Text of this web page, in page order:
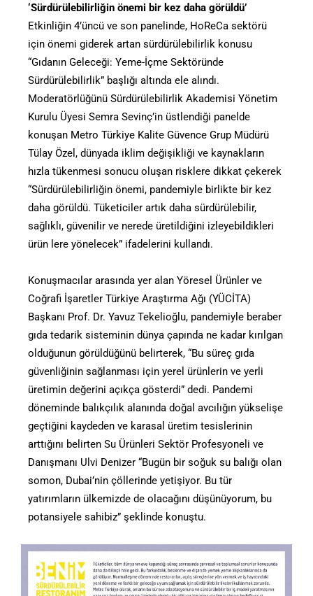
‘Sürdürülebilirliğin önemi bir kez daha görüldü’
Etkinliğin 4’üncü ve son panelinde, HoReCa sektörü
için önemi giderek artan sürdürülebilirlik konusu
“Gıdanın Geleceği: Yeme-İçme Sektöründe
Sürdürülebilirlik” başlığı altında ele alındı.
Moderatörlüğünü Sürdürülebilirlik Akademisi Yönetim
Kurulu Üyesi Semra Sevinç’in üstlendiği panelde
konuşan Metro Türkiye Kalite Güvence Grup Müdürü
Tülay Özel, dünyada iklim değişikliği ve kaynakların
hızla tükenmesi sonucu oluşan risklere dikkat çekerek
“Sürdürülebilirliğin önemi, pandemiyle birlikte bir kez
daha görüldü. Tüketiciler artık daha sürdürülebilir,
sağlıklı, güvenilir ve nerede üretildiğini izleyebildikleri
ürün lere yönelecek” ifadelerini kullandı.
Konuşmacılar arasında yer alan Yöresel Ürünler ve
Coğrafi İşaretler Türkiye Araştırma Ağı (YÜCİTA)
Başkanı Prof. Dr. Yavuz Tekelioğlu, pandemiyle beraber
gıda tedarik sisteminin dünya çapında ne kadar kırılgan
olduğunun görüldüğünü belirterek, “Bu süreç gıda
güvenliğinin sağlanması için yerel ürünlerin ve yerli
üretimin değerini açıkça gösterdi” dedi. Pandemi
döneminde balıkçılık alanında doğal avcılığın yükselişe
geçtiğini kaydeden ve karasal üretim tesislerinin
arttığını belirten Su Ürünleri Sektör Profesyoneli ve
Danışmanı Ulvi Denizer “Bugün bir soğuk su balığı olan
somon, Dubai’nin çöllerinde yetişiyor. Bu tür
yatırımların ülkemizde de olacağını düşünüyorum, bu
potansiyele sahibiz” şeklinde konuştu.